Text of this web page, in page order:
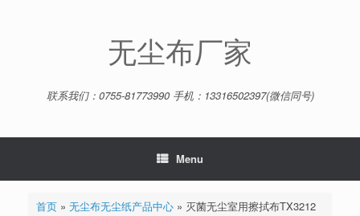
无尘布厂家
联系我们：0755-81773990 手机：13316502397(微信同号)
Menu
首页» 无尘布无尘纸产品中心» 灭菌无尘室用擦拭布TX3212